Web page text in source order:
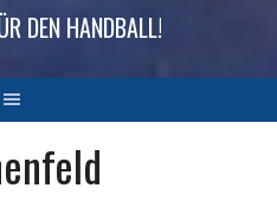
DEN HANDBALL!